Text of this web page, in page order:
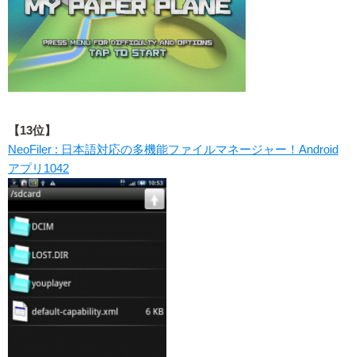
【13位】
NeoFiler : 日本語対応の多機能ファイルマネージャー！Android
アプリ1042